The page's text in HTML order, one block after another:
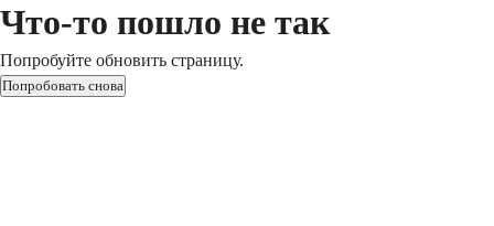
Что-то пошло не так
Попробуйте обновить страницу.
Попробовать снова